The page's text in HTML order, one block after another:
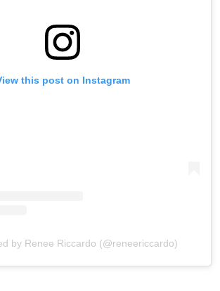
this post on Instagram
by Renee Riccardo (@reneericcardo)